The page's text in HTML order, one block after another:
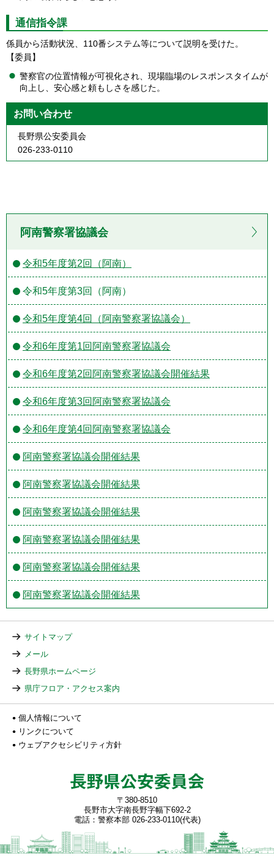
通信指令課
係員から活動状況、110番システム等について説明を受けた。
【委員】
警察官の位置情報が可視化され、現場臨場のレスポンスタイムが
向上し、安心感と頼もしさを感じた。
お問い合わせ
長野県公安委員会
026-233-0110
阿南警察署協議会
令和5年度第2回（阿南）
令和5年度第3回（阿南）
令和5年度第4回（阿南警察署協議会）
令和6年度第1回阿南警察署協議会
令和6年度第2回阿南警察署協議会開催結果
令和6年度第3回阿南警察署協議会
令和6年度第4回阿南警察署協議会
阿南警察署協議会開催結果
阿南警察署協議会開催結果
阿南警察署協議会開催結果
阿南警察署協議会開催結果
阿南警察署協議会開催結果
阿南警察署協議会開催結果
サイトマップ
メール
長野県ホームページ
県庁フロア・アクセス案内
個人情報について
リンクについて
ウェブアクセシビリティ方針
〒380-8510
長野市大字南長野字幅下692-2
電話：警察本部 026-233-0110(代表)